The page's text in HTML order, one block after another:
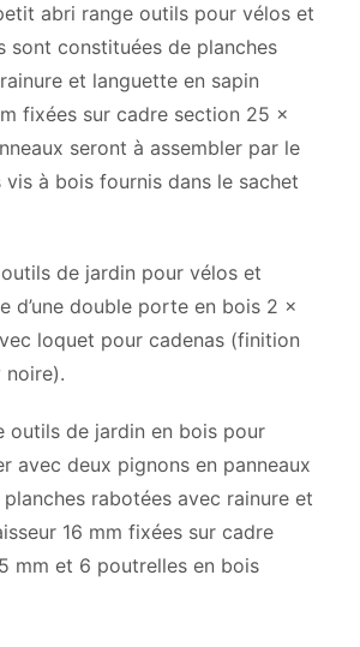
abri range outils pour vélos et
sont constituées de planches
et languette en sapin
fixées sur cadre section 25 x
seront à assembler par le
à bois fournis dans le sachet
de jardin pour vélos et
d’une double porte en bois 2 x
loquet pour cadenas (finition
noire).
outils de jardin en bois pour
avec deux pignons en panneaux
rabotées avec rainure et
16 mm fixées sur cadre
mm et 6 poutrelles en bois